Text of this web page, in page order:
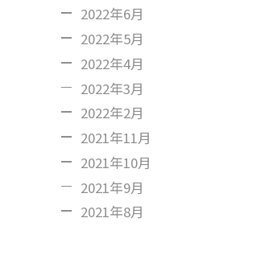
2022年6月
2022年5月
2022年4月
2022年3月
2022年2月
2021年11月
2021年10月
2021年9月
2021年8月